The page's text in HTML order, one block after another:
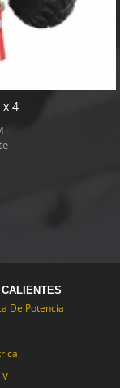
4
De Potencia